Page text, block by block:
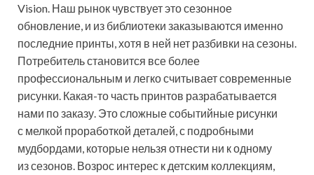
Vision. Наш рынок чувствует это сезонное
обновление, и из библиотеки заказываются именно
последние принты, хотя в ней нет разбивки на сезоны.
Потребитель становится все более
профессиональным и легко считывает современные
рисунки. Какая-то часть принтов разрабатывается
нами по заказу. Это сложные событийные рисунки
с мелкой проработкой деталей, с подробными
мудбордами, которые нельзя отнести ни к одному
из сезонов. Возрос интерес к детским коллекциям,